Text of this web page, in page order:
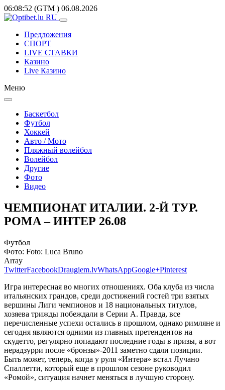
06:08:52 (GTM ) 06.08.2026
Предложения
СПОРТ
LIVE СТАВКИ
Казино
Live Казино
Меню
Баскетбол
Футбол
Хоккей
Авто / Мото
Пляжный волейбол
Волейбол
Другие
Фото
Видео
ЧЕМПИОНАТ ИТАЛИИ. 2-Й ТУР.
РОМА – ИНТЕР 26.08
Футбол
Фото: Foto: Luca Bruno
Array
TwitterFacebookDraugiem.lvWhatsAppGoogle+Pinterest
Игра интересная во многих отношениях. Оба клуба из числа
итальянских грандов, среди достижений гостей три взятых
вершины Лиги чемпионов и 18 национальных титулов,
хозяева трижды побеждали в Серии А. Правда, все
перечисленные успехи остались в прошлом, однако римляне и
сегодня являются одними из главных претендентов на
скудетто, регулярно попадают последние годы в призы, а вот
нерадзурри после «бронзы»-2011 заметно сдали позиции.
Быть может, теперь, когда у руля «Интера» встал Лучано
Спаллетти, который еще в прошлом сезоне руководил
«Ромой», ситуация начнет меняться в лучшую сторону.